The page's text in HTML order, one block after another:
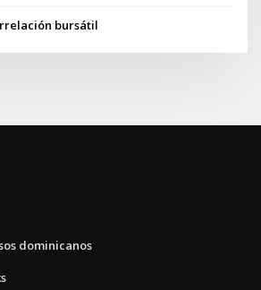
bursátil
dominicanos